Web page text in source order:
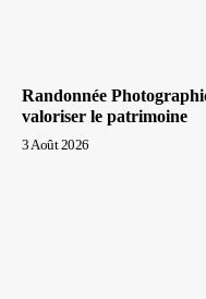
Randonnée
valoriser le patrimoine
3 Août 2026